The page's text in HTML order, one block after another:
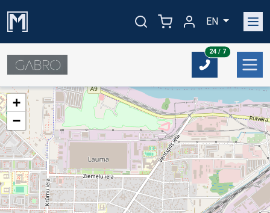
EN
24 / 724/7
+
−